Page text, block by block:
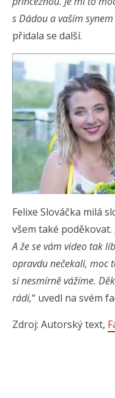
s Dádou a vaším
přidala se další.
Felixe Slováčka milá
všem také poděkovat.
A že se vám video tak
opravdu nečekali, moc
si nesmírně vážíme.
rádi,“ uvedl na svém
Zdroj: Autorský text,